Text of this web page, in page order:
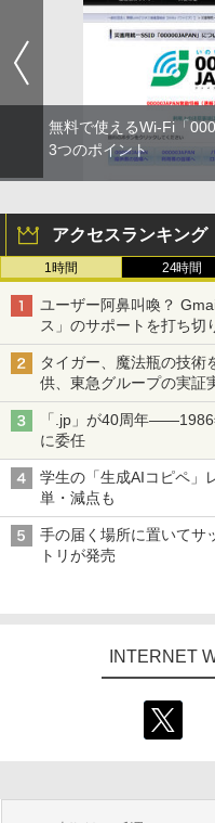
無料で使えるWi-Fi「
3つのポイント
アクセスランキング
1時間 24時間
ユーザー阿鼻叫喚？
ス」のサポートを打ち切
タイガー、魔法瓶の技術
供、東急グループの実証
ル TIVIP」
「.jp」が40周年
に委任
学生の「生成AIコピペ」
単・減点も
手の届く場所に置いてサ
トリが発売
INTERNET